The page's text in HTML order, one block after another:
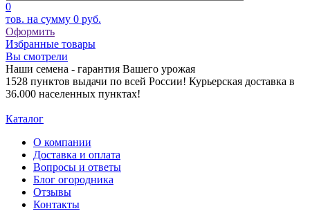
0
тов. на сумму 0 руб.
Оформить
Избранные товары
Вы смотрели
Наши семена - гарантия Вашего урожая
1528 пунктов выдачи по всей России! Курьерская доставка в
36.000 населенных пунктах!
Каталог
О компании
Доставка и оплата
Вопросы и ответы
Блог огородника
Отзывы
Контакты